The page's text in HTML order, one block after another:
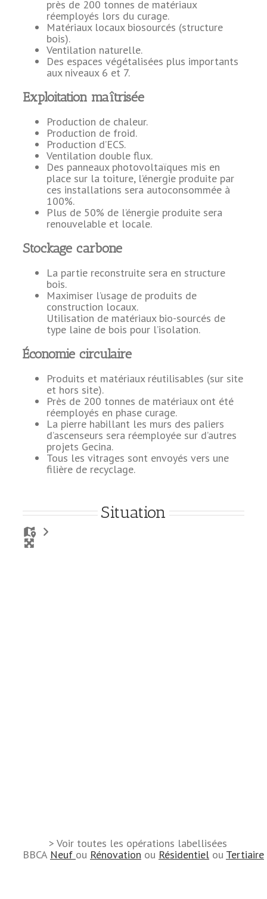
près de 200 tonnes de matériaux
réemployés lors du curage.
Matériaux locaux biosourcés (structure
bois).
Ventilation naturelle.
Des espaces végétalisées plus importants
aux niveaux 6 et 7.
Exploitation maîtrisée
Production de chaleur.
Production de froid.
Production d’ECS.
Ventilation double flux.
Des panneaux photovoltaïques mis en
place sur la toiture, l’énergie produite par
ces installations sera autoconsommée à
100%.
Plus de 50% de l’énergie produite sera
renouvelable et locale.
Stockage carbone
La partie reconstruite sera en structure
bois.
Maximiser l’usage de produits de
construction locaux.
Utilisation de matériaux bio-sourcés de
type laine de bois pour l’isolation.
Économie circulaire
Produits et matériaux réutilisables (sur site
et hors site).
Près de 200 tonnes de matériaux ont été
réemployés en phase curage.
La pierre habillant les murs des paliers
d’ascenseurs sera réemployée sur d’autres
projets Gecina.
Tous les vitrages sont envoyés vers une
filière de recyclage.
Situation
> Voir toutes les opérations labellisées
BBCA Neuf ou Rénovation ou Résidentielou Tertiaire